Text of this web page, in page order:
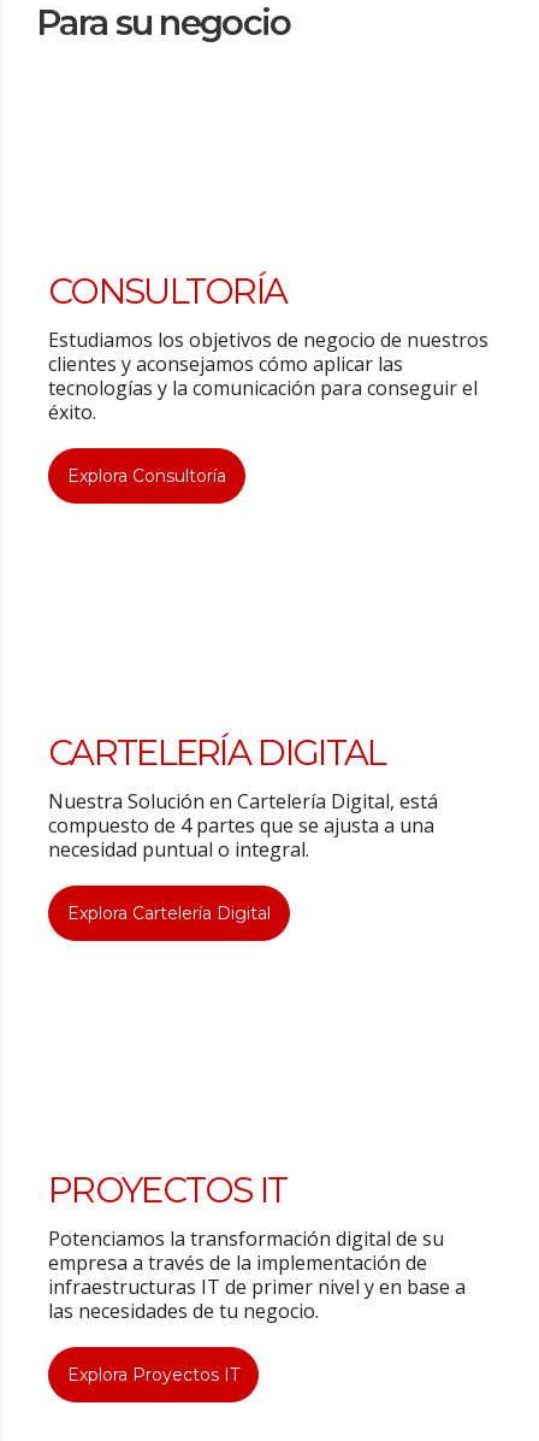
Para su negocio
CONSULTORÍA
Estudiamos los objetivos de negocio de nuestros
clientes y aconsejamos cómo aplicar las
tecnologías y la comunicación para conseguir el
éxito.
Explora Consultoría
CARTELERÍA DIGITAL
Nuestra Solución en Cartelería Digital, está
compuesto de 4 partes que se ajusta a una
necesidad puntual o integral.
Explora Cartelería Digital
PROYECTOS IT
Potenciamos la transformación digital de su
empresa a través de la implementación de
infraestructuras IT de primer nivel y en base a
las necesidades de tu negocio.
Explora Proyectos IT